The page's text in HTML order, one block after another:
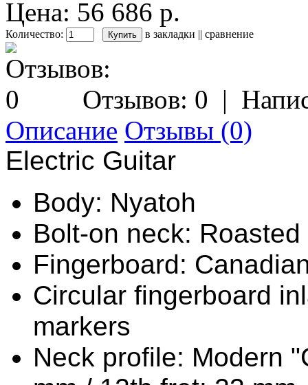
Цена: 56 686 р.
Количество: в закладки || сравнение
Отзывов: 0 |
Описание Отзывы (0)
Electric Guitar
Body: Nyatoh
Bolt-on neck:
Fingerboard:
Circular fingerboard
markers
Neck profile: Modern